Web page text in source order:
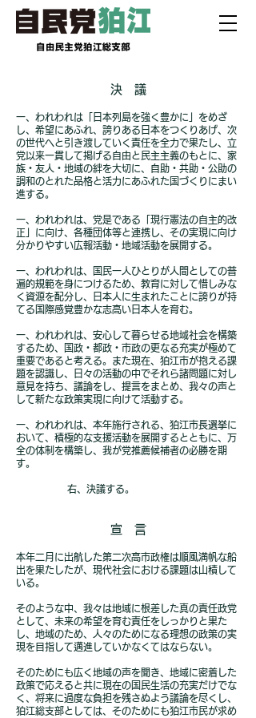
支部役員決 議
一、われわれは「日本列島を強く豊かに」をめざ
し、希望にあふれ、誇りある日本をつくりあげ、次
の世代へと引き渡していく責任を全力で果たし、立
党以来一貫して掲げる自由と民主主義のもとに、家
族・友人・地域の絆を大切に、自助・共助・公助の
調和のとれた品格と活力にあふれた国づくりにまい
進する。
一、われわれは、党是である「現行憲法の自主的改
正」に向け、各種団体等と連携し、その実現に向け
分かりやすい広報活動・地域活動を展開する。
一、われわれは、国民一人ひとりが人間としての普
遍的規範を身につけるため、教育に対して惜しみな
く資源を配分し、日本人に生まれたことに誇りが持
てる国際感覚豊かな志高い日本人を育む。
一、われわれは、安心して暮らせる地域社会を構築
するため、国政・都政・市政の更なる充実が極めて
重要であると考える。また現在、狛江市が抱える課
題を認識し、日々の活動の中でそれら諸問題に対し
意見を持ち、議論をし、提言をまとめ、我々の声と
して新たな政策実現に向けて活動する。
一、われわれは、本年施行される、狛江市長選挙に
おいて、積極的な支援活動を展開するとともに、万
全の体制を構築し、我が党推薦候補者の必勝を期
す。
右、決議する。
宣 言
本年二月に出航した第二次高市政権は順風満帆な船
出を果たしたが、現代社会における課題は山積して
いる。
そのような中、我々は地域に根差した真の責任政党
として、未来の希望を育む責任をしっかりと果た
し、地域のため、人々のためになる理想の政策の実
現を目指して邁進していかなくてはならない。
そのためにも広く地域の声を聞き、地域に密着した
政策で応えると共に現在の国民生活の充実だけでな
く、将来に過度な負担を残さぬよう議論を尽くし、
狛江総支部としては、そのためにも狛江市民が求め